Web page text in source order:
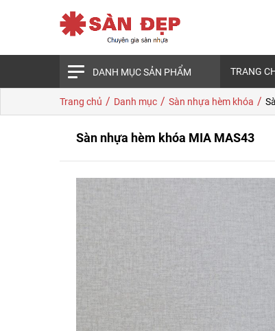
DANH MỤC SẢN PHẨM TRANG
Trang chủ / Danh mục / Sàn nhựa hèm khóa /
Sàn nhựa hèm khóa MIA MAS43